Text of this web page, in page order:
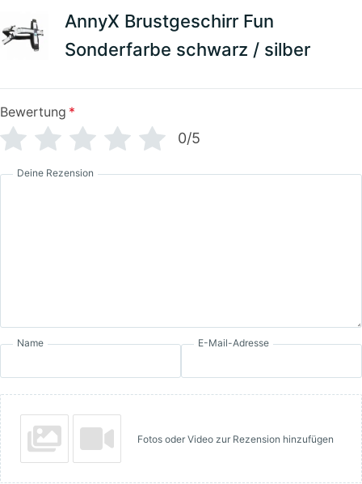
AnnyX Brustgeschirr Fun
Sonderfarbe schwarz / silber
Bewertung *
0/5
Deine Rezension
Name E-Mail-Adresse
Fotos oder Video zur Rezension hinzufügen